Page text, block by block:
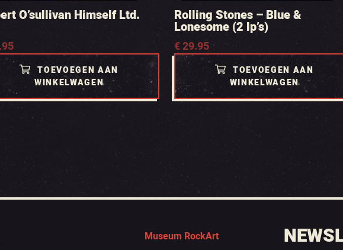
O’sullivan Himself Ltd.
TOEVOEGEN AAN
WINKELWAGEN
Rolling Stones – Blue &
Lonesome (2 lp’s)
€29.95
TOEVOEGEN AAN
WINKELWAGEN
Museum RockArt